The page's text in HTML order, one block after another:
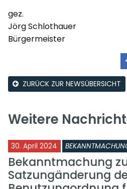
gez.
Jörg Schlothauer
Bürgermeister
ZURÜCK ZUR NEWSÜBERSICHT
Weitere
30. April 2024
Bekanntmachung
Satzungänderung